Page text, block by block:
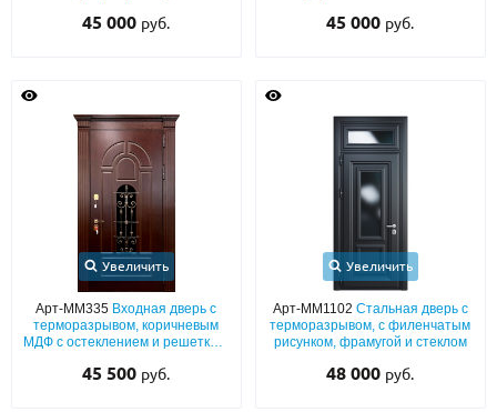
+7 (495) 411-44-41
Каталог Как купить
45 000 руб. 45 000 руб.
Увеличить
Арт-ММ335 Входная дверь с
терморазрывом, коричневым
МДФ с остеклением и решеткой,
45 500 руб.
Увеличить
Арт-ММ1102 Стальная дверь с
терморазрывом, с филенчатым
рисунком, фрамугой и стеклом
48 000 руб.